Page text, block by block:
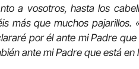
a vosotros, hasta los
más que muchos
por él ante mi Padre
ante mi Padre que está en